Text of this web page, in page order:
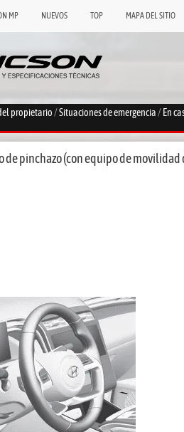
MP NUEVOS TOP MAPA DEL SITIO
propietario/Situaciones de emergencia/En
de pinchazo (con equipo de